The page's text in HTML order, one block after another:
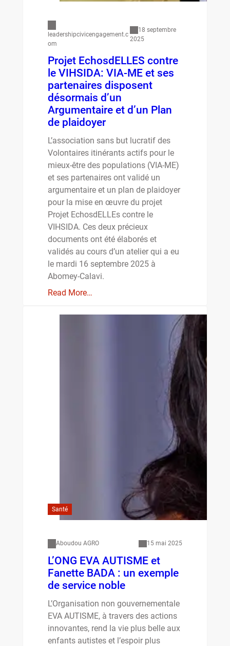
leadershipcivicengagement.c
om
18 septembre
2025
Projet EchosdELLES contre
le VIHSIDA: VIA-ME et ses
partenaires disposent
désormais d’un
Argumentaire et d’un Plan
de plaidoyer
L’association sans but lucratif des
Volontaires itinérants actifs pour le
mieux-être des populations (VIA-ME)
et ses partenaires ont validé un
argumentaire et un plan de plaidoyer
pour la mise en œuvre du projet
Projet EchosdELLEs contre le
VIHSIDA. Ces deux précieux
documents ont été élaborés et
validés au cours d’un atelier qui a eu
le mardi 16 septembre 2025 à
Abomey-Calavi.
Read More…
Santé
Aboudou AGRO 15 mai 2025
L’ONG EVA AUTISME et
Fanette BADA : un exemple
de service noble
L’Organisation non gouvernementale
EVA AUTISME, à travers des actions
innovantes, rend la vie plus belle aux
enfants autistes et l’espoir plus